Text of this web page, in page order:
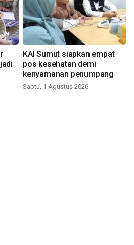
KAI Sumut siapkan empat
pos kesehatan demi
kenyamanan penumpang
Sabtu, 1 Agustus 2026